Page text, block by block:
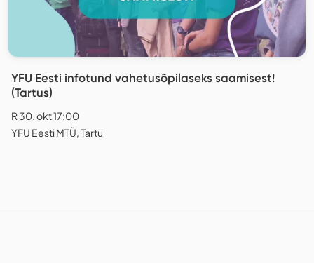
YFU Eesti infotund vahetusõpilaseks saamisest!
(Tartus)
R 30. okt 17:00
YFU Eesti MTÜ, Tartu